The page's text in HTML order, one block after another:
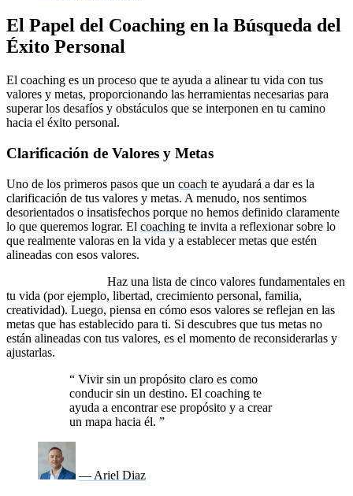
El Papel del Coaching en la Búsqueda del
Éxito Personal
El coaching es un proceso que te ayuda a alinear tu vida con tus
valores y metas, proporcionando las herramientas necesarias para
superar los desafíos y obstáculos que se interponen en tu camino
hacia el éxito personal.
Clarificación de Valores y Metas
Uno de los primeros pasos que un coach te ayudará a dar es la
clarificación de tus valores y metas. A menudo, nos sentimos
desorientados o insatisfechos porque no hemos definido claramente
lo que queremos lograr. El coaching te invita a reflexionar sobre lo
que realmente valoras en la vida y a establecer metas que estén
alineadas con esos valores.
Haz una lista de cinco valores fundamentales en
tu vida (por ejemplo, libertad, crecimiento personal, familia,
creatividad). Luego, piensa en cómo esos valores se reflejan en las
metas que has establecido para ti. Si descubres que tus metas no
están alineadas con tus valores, es el momento de reconsiderarlas y
ajustarlas.
“ Vivir sin un propósito claro es como
conducir sin un destino. El coaching te
ayuda a encontrar ese propósito y a crear
un mapa hacia él. ”
— Ariel Diaz